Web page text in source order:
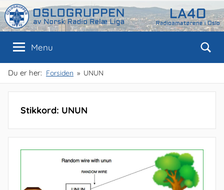
Skip
to
content
Oslogruppen
av
NRRL
Oslo
Menu
Du er her: Forsiden UNUN
Stikkord: UNUN